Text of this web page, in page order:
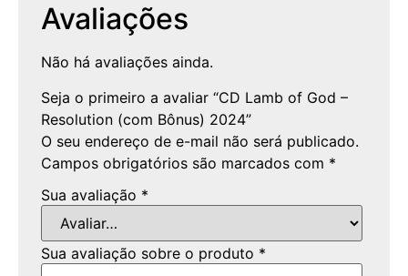
Avaliações
Não há avaliações ainda.
Seja o primeiro a avaliar “CD Lamb of God –
Resolution (com Bônus) 2024”
O seu endereço de e-mail não será publicado.
Campos obrigatórios são marcados com *
Sua avaliação *
Sua avaliação sobre o produto *